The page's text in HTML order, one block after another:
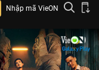
Nhập mã VieON